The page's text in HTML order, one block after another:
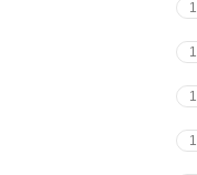
1
1
1
1